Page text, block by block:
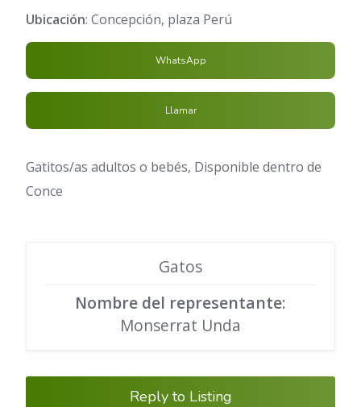
Ubicación: Concepción, plaza Perú
WhatsApp
Llamar
Gatitos/as adultos o bebés, Disponible dentro de
Conce
Gatos
Nombre del representante:
Monserrat Unda
Reply to Listing